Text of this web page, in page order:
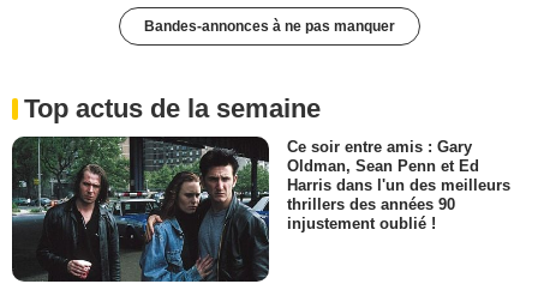
Bandes-annonces à ne pas manquer
Top actus de la semaine
Ce soir entre amis : Gary
Oldman, Sean Penn et Ed
Harris dans l'un des meilleurs
thrillers des années 90
injustement oublié !